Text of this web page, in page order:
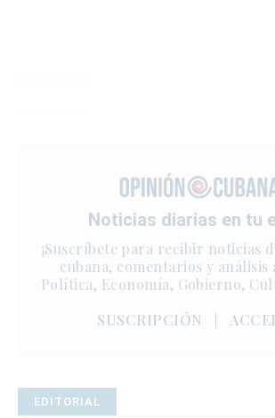
Noticias diarias en tu
¡Suscríbete para recibir noticias
cubana, comentarios y análisis
Política, Economía, Gobierno,
SUSCRIPCIÓN
EDITORIAL